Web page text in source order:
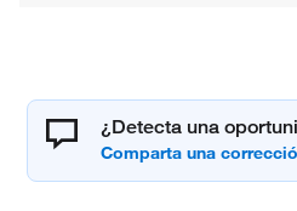
¿Detecta una